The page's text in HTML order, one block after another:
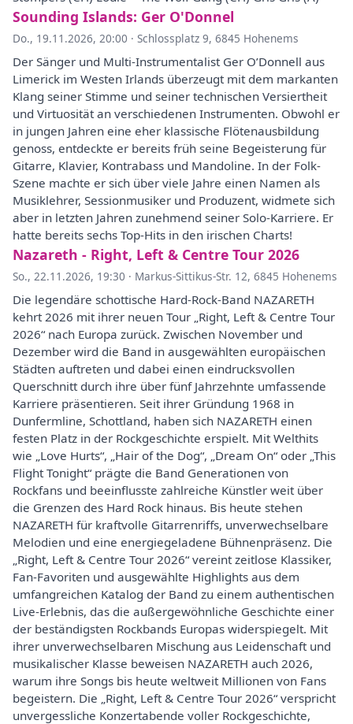
Sounding Islands: Ger O'Donnel
Do., 19.11.2026, 20:00 · Schlossplatz 9, 6845 Hohenems
Der Sänger und Multi-Instrumentalist Ger O’Donnell aus
Limerick im Westen Irlands überzeugt mit dem markanten
Klang seiner Stimme und seiner technischen Versiertheit
und Virtuosität an verschiedenen Instrumenten. Obwohl er
in jungen Jahren eine eher klassische Flötenausbildung
genoss, entdeckte er bereits früh seine Begeisterung für
Gitarre, Klavier, Kontrabass und Mandoline. In der Folk-
Szene machte er sich über viele Jahre einen Namen als
Musiklehrer, Sessionmusiker und Produzent, widmete sich
aber in letzten Jahren zunehmend seiner Solo-Karriere. Er
hatte bereits sechs Top-Hits in den irischen Charts!
Nazareth - Right, Left & Centre Tour 2026
So., 22.11.2026, 19:30 · Markus-Sittikus-Str. 12, 6845 Hohenems
Die legendäre schottische Hard-Rock-Band NAZARETH
kehrt 2026 mit ihrer neuen Tour „Right, Left & Centre Tour
2026“ nach Europa zurück. Zwischen November und
Dezember wird die Band in ausgewählten europäischen
Städten auftreten und dabei einen eindrucksvollen
Querschnitt durch ihre über fünf Jahrzehnte umfassende
Karriere präsentieren. Seit ihrer Gründung 1968 in
Dunfermline, Schottland, haben sich NAZARETH einen
festen Platz in der Rockgeschichte erspielt. Mit Welthits
wie „Love Hurts“, „Hair of the Dog“, „Dream On“ oder „This
Flight Tonight“ prägte die Band Generationen von
Rockfans und beeinflusste zahlreiche Künstler weit über
die Grenzen des Hard Rock hinaus. Bis heute stehen
NAZARETH für kraftvolle Gitarrenriffs, unverwechselbare
Melodien und eine energiegeladene Bühnenpräsenz. Die
„Right, Left & Centre Tour 2026“ vereint zeitlose Klassiker,
Fan-Favoriten und ausgewählte Highlights aus dem
umfangreichen Katalog der Band zu einem authentischen
Live-Erlebnis, das die außergewöhnliche Geschichte einer
der beständigsten Rockbands Europas widerspiegelt. Mit
ihrer unverwechselbaren Mischung aus Leidenschaft und
musikalischer Klasse beweisen NAZARETH auch 2026,
warum ihre Songs bis heute weltweit Millionen von Fans
begeistern. Die „Right, Left & Centre Tour 2026“ verspricht
unvergessliche Konzertabende voller Rockgeschichte,